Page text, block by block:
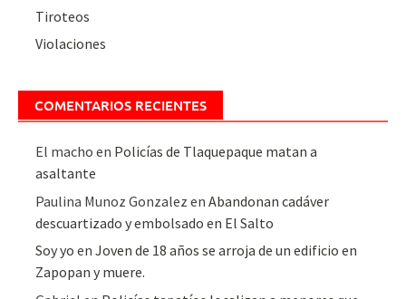
Tiroteos
Violaciones
COMENTARIOS RECIENTES
El macho en Policías de Tlaquepaque matan a
asaltante
Paulina Munoz Gonzalez enAbandonan cadáver
descuartizado y embolsado en El Salto
Soy yo enJoven de 18 años se arroja de un edificio en
Zapopan y muere.